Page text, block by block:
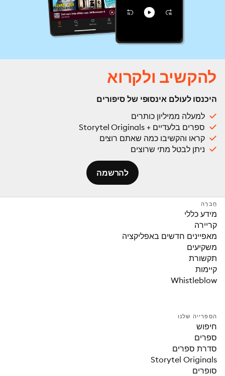
להקשיב ולקרוא
היכנסו לעולם אינסופי של סיפורים
למעלה ממיליון כותרים
ספרים בלעדיים + Storytel Originals
קראו והקשיבו כמה שאתם רוצים
ניתן לבטל מתי שרוצים
להרשמה
חֶברָה
מידע כללי
קריירה
מאפיינים חדשים באפליקציה
משקיעים
תקשורת
קיימות
Whistleblow
הספרייה שלנו
חיפוש
ספרים
סדרת ספרים
Storytel Originals
סופרים